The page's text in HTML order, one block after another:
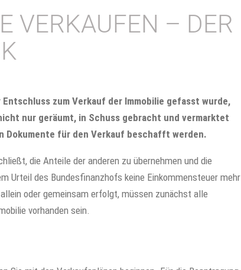
VERKAUFEN – DER
zum Verkauf der Immobilie gefasst wurde,
nur geräumt, in Schuss gebracht und vermarktet
Dokumente für den Verkauf beschafft werden.
die Anteile der anderen zu übernehmen und die
Urteil des Bundesfinanzhofs keine Einkommensteuer mehr
oder gemeinsam erfolgt, müssen zunächst alle
vorhanden sein.